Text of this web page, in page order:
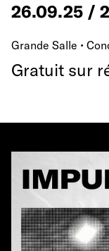
26.09.25 /
Grande Salle •
Gratuit sur